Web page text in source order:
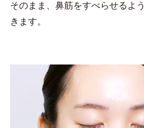
そのまま、鼻筋をすべらせるよ
きます。